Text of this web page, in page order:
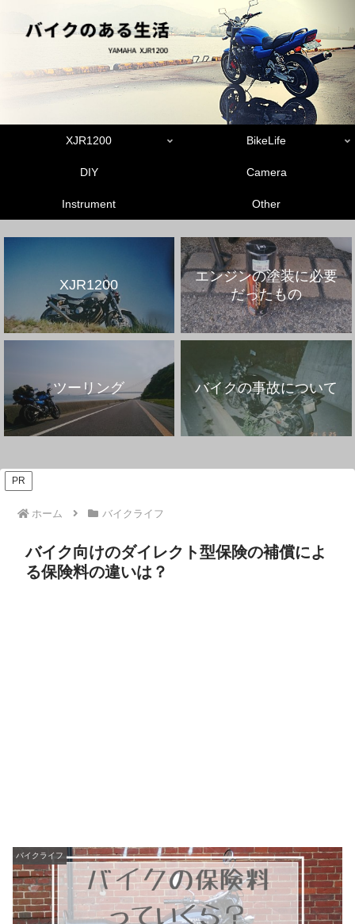
XJR1200 BikeLife
DIY Camera
Instrument Other
XJR1200
エンジンの塗装に必要
だったもの
ツーリング バイクの事故について
PR
ホーム バイクライフ
バイク向けのダイレクト型保険の補償によ
る保険料の違いは？
バイクライフ